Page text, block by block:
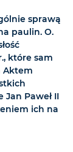
sprawą
paulin. O.
które sam
Aktem
Paweł II
ich na